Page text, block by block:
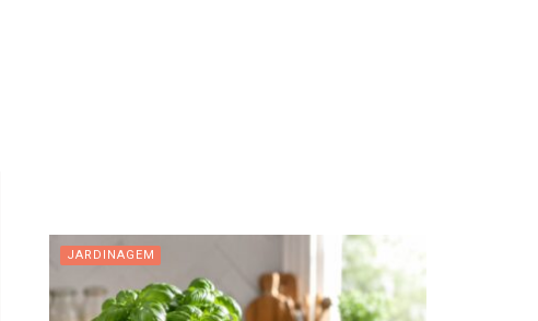
JARDINAGEM